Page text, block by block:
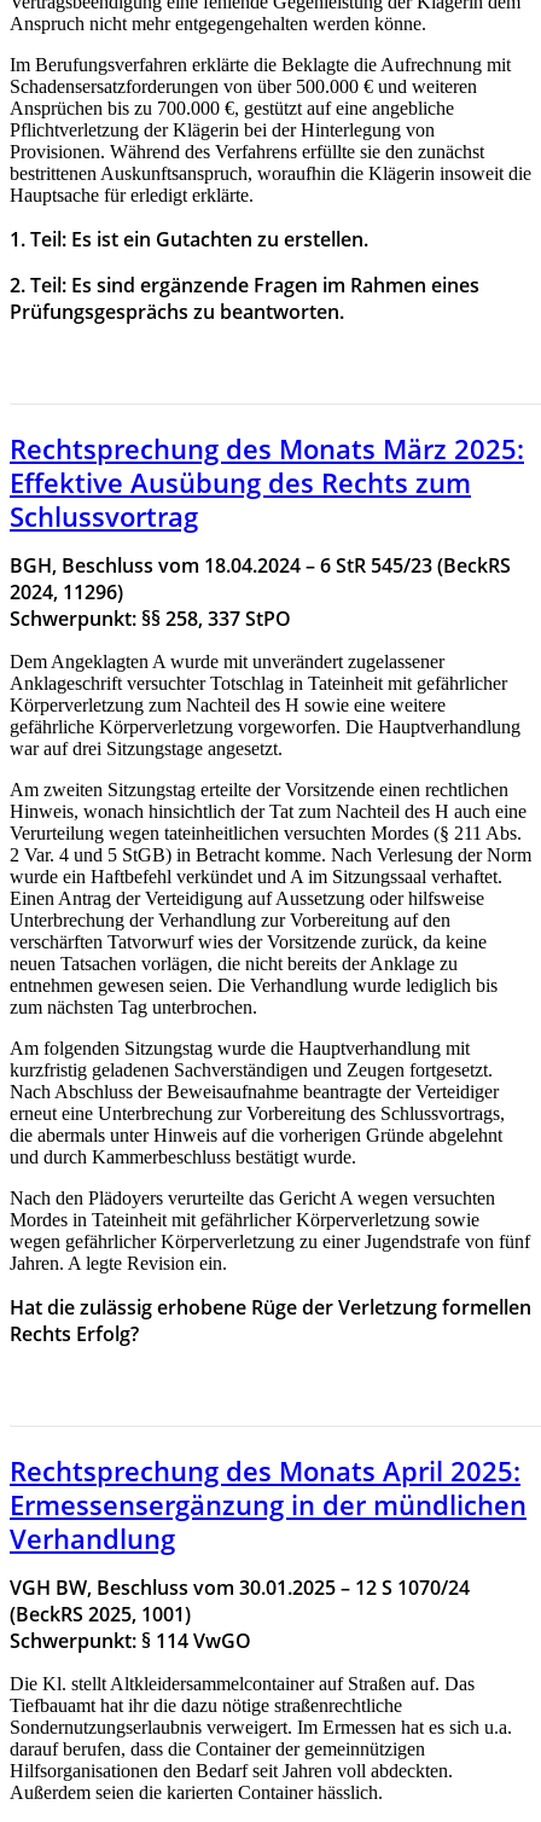
Anspruch nicht mehr entgegengehalten werden könne.
Im Berufungsverfahren erklärte die Beklagte die Aufrechnung mit
Schadensersatzforderungen von über 500.000 € und weiteren
Ansprüchen bis zu 700.000 €, gestützt auf eine angebliche
Pflichtverletzung der Klägerin bei der Hinterlegung von
Provisionen. Während des Verfahrens erfüllte sie den zunächst
bestrittenen Auskunftsanspruch, woraufhin die Klägerin insoweit die
Hauptsache für erledigt erklärte.
1. Teil: Es ist ein Gutachten zu erstellen.
2. Teil: Es sind ergänzende Fragen im Rahmen eines
Prüfungsgesprächs zu beantworten.
Rechtsprechung des Monats März 2025:
Effektive Ausübung des Rechts zum
Schlussvortrag
BGH, Beschluss vom 18.04.2024 – 6 StR 545/23 (BeckRS
2024, 11296)
Schwerpunkt: §§ 258, 337 StPO
Dem Angeklagten A wurde mit unverändert zugelassener
Anklageschrift versuchter Totschlag in Tateinheit mit gefährlicher
Körperverletzung zum Nachteil des H sowie eine weitere
gefährliche Körperverletzung vorgeworfen. Die Hauptverhandlung
war auf drei Sitzungstage angesetzt.
Am zweiten Sitzungstag erteilte der Vorsitzende einen rechtlichen
Hinweis, wonach hinsichtlich der Tat zum Nachteil des H auch eine
Verurteilung wegen tateinheitlichen versuchten Mordes (§ 211 Abs.
2 Var. 4 und 5 StGB) in Betracht komme. Nach Verlesung der Norm
wurde ein Haftbefehl verkündet und A im Sitzungssaal verhaftet.
Einen Antrag der Verteidigung auf Aussetzung oder hilfsweise
Unterbrechung der Verhandlung zur Vorbereitung auf den
verschärften Tatvorwurf wies der Vorsitzende zurück, da keine
neuen Tatsachen vorlägen, die nicht bereits der Anklage zu
entnehmen gewesen seien. Die Verhandlung wurde lediglich bis
zum nächsten Tag unterbrochen.
Am folgenden Sitzungstag wurde die Hauptverhandlung mit
kurzfristig geladenen Sachverständigen und Zeugen fortgesetzt.
Nach Abschluss der Beweisaufnahme beantragte der Verteidiger
erneut eine Unterbrechung zur Vorbereitung des Schlussvortrags,
die abermals unter Hinweis auf die vorherigen Gründe abgelehnt
und durch Kammerbeschluss bestätigt wurde.
Nach den Plädoyers verurteilte das Gericht A wegen versuchten
Mordes in Tateinheit mit gefährlicher Körperverletzung sowie
wegen gefährlicher Körperverletzung zu einer Jugendstrafe von fünf
Jahren. A legte Revision ein.
Hat die zulässig erhobene Rüge der Verletzung formellen
Rechts Erfolg?
Rechtsprechung des Monats April 2025:
Ermessensergänzung in der mündlichen
Verhandlung
VGH BW, Beschluss vom 30.01.2025 – 12 S 1070/24
(BeckRS 2025, 1001)
Schwerpunkt: § 114 VwGO
Die Kl. stellt Altkleidersammelcontainer auf Straßen auf. Das
Tiefbauamt hat ihr die dazu nötige straßenrechtliche
Sondernutzungserlaubnis verweigert. Im Ermessen hat es sich u.a.
darauf berufen, dass die Container der gemeinnützigen
Hilfsorganisationen den Bedarf seit Jahren voll abdeckten.
Außerdem seien die karierten Container hässlich.